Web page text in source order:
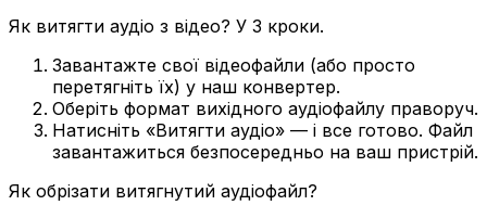
Як витягти аудіо з відео? У 3 кроки.
Завантажте свої відеофайли (або просто
перетягніть їх) у наш конвертер.
Оберіть формат вихідного аудіофайлу праворуч.
Натисніть «Витягти аудіо» — і все готово. Файл
завантажиться безпосередньо на ваш пристрій.
Як обрізати витягнутий аудіофайл?